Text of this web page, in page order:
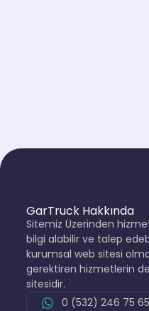
GarTruck Hakkında
Sitemiz Üzerinden
bilgi alabilir ve talep
kurumsal web sitesi
gerektiren hizmetlerin
sitesidir.
0 (532) 246 75 65